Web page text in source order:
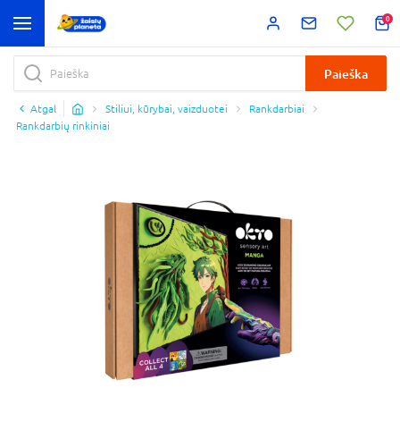
0
Paieška
Atgal Stiliui, kūrybai, vaizduotei
Rankdarbiai
Rankdarbių rinkiniai